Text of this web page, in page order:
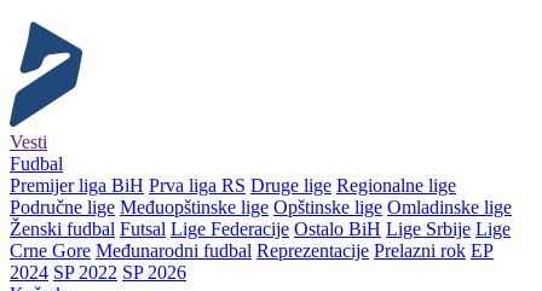
Vesti
Fudbal
Premijer liga BiH Prva liga RS Druge lige Regionalne lige
Područne lige Međuopštinske lige Opštinske lige Omladinske lige
Ženski fudbal Futsal Lige Federacije Ostalo BiH Lige Srbije Lige
Crne Gore Međunarodni fudbal Reprezentacije Prelazni rok EP
2024 SP 2022 SP 2026